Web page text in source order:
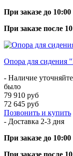
При заказе до 10:00
При заказе после
Опора для сидения
- Наличие уточняйте
было
79 910 руб
72 645 руб
Позвонить и купить
- Доставка 2-3 дня
При заказе до 10:00
При заказе после